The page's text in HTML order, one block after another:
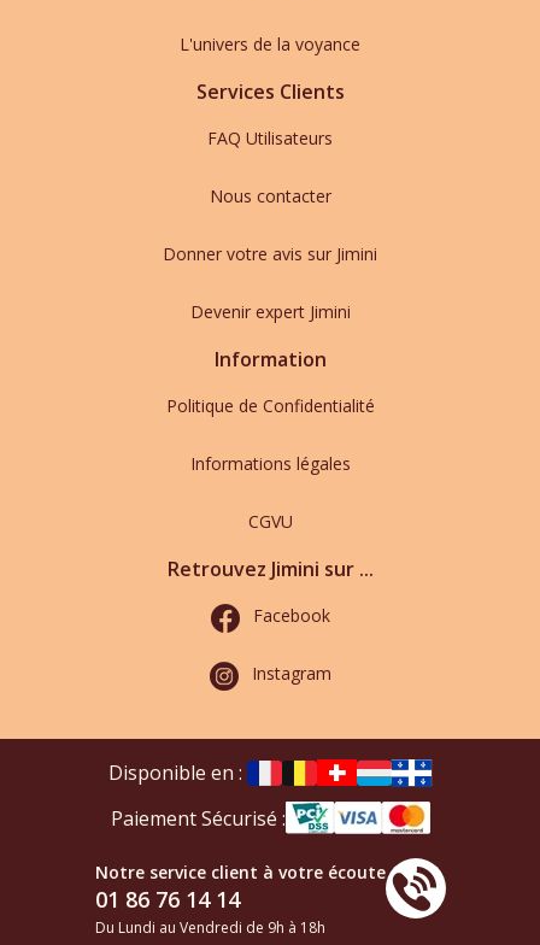
L'univers de la voyance
Services Clients
FAQ Utilisateurs
Nous contacter
Donner votre avis sur Jimini
Devenir expert Jimini
Information
Politique de Confidentialité
Informations légales
CGVU
Retrouvez Jimini sur ...
Facebook
Instagram
Disponible en :
Paiement Sécurisé :
Notre service client à votre écoute
01 86 76 14 14
Du Lundi au Vendredi de 9h à 18h